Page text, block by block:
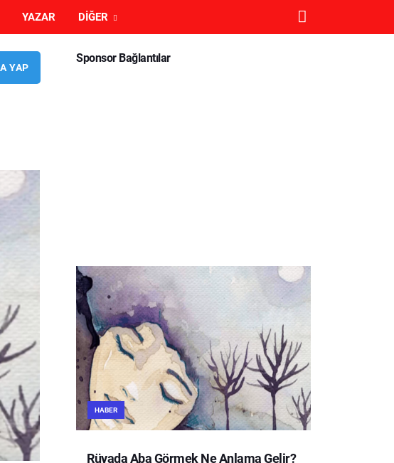
YAZAR DIĞER
Sponsor Bağlantılar
HABER
Rüyada Aba Görmek Ne Anlama Gelir?